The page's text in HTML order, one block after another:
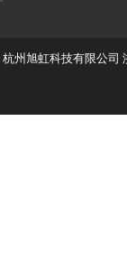
杭州旭虹科技有限公司